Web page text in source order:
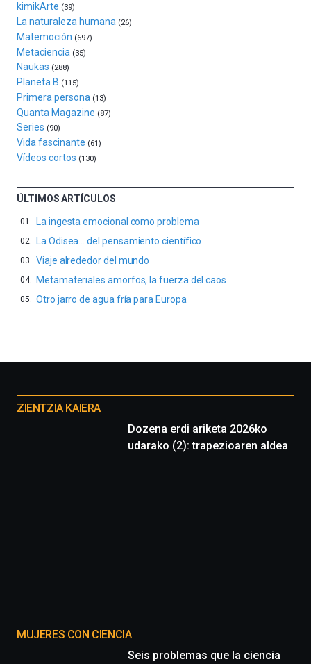
del
16
de
septiembre
al
4
de
octubre.
La
iniciativa,
organizada
Cátedra…
kimikArte (39)
La naturaleza humana (26)
Matemoción (697)
Metaciencia (35)
Naukas (288)
Planeta B (115)
Primera persona (13)
Quanta Magazine (87)
Series (90)
Vida fascinante (61)
Vídeos cortos (130)
ÚLTIMOS ARTÍCULOS
La ingesta emocional como problema
La Odisea… del pensamiento científico
Viaje alrededor del mundo
Metamateriales amorfos, la fuerza del caos
Otro jarro de agua fría para Europa
proyectos
ZIENTZIA KAIERA
Dozena erdi ariketa 2026ko
udarako (2): trapezioaren aldea
MUJERES CON CIENCIA
Seis problemas que la ciencia